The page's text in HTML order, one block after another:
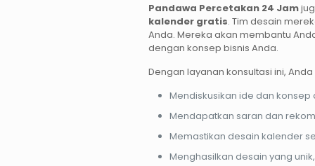
Pandawa Percetakan 24 Jam
kalender gratis. Tim desain
Anda. Mereka akan membantu
dengan konsep bisnis Anda.
Dengan layanan konsultasi ini, Anda
Mendiskusikan ide dan
Mendapatkan saran dan
Memastikan desain kalender
Menghasilkan desain yang